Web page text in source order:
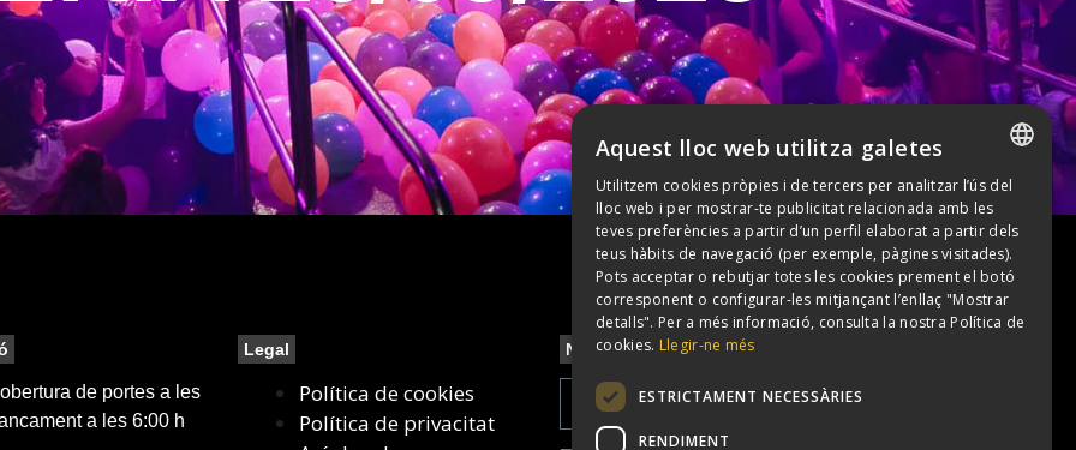
de portes a les
a les 6:00 h
Legal
Política de cookies
Política de privacitat
Newsletter
SPANISH
CATALAN
Aquest lloc web utilitza galetes
Utilitzem cookies pròpies i de tercers per analitzar l’ús del
lloc web i per mostrar-te publicitat relacionada amb les
teves preferències a partir d’un perfil elaborat a partir dels
teus hàbits de navegació (per exemple, pàgines visitades).
Pots acceptar o rebutjar totes les cookies prement el botó
corresponent o configurar-les mitjançant l’enllaç "Mostrar
detalls". Per a més informació, consulta la nostra Política de
cookies. Llegir-ne més
ESTRICTAMENT NECESSÀRIES
RENDIMENT